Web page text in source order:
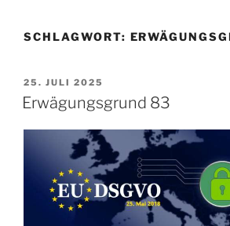
SCHLAGWORT:
VERÖFFENTLICHT
AM
25. JULI 2025
Erwägungsgrund 83